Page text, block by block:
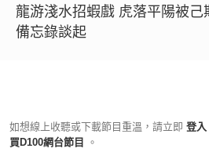
龍游淺水招蝦戲 虎落平陽被
備忘錄談起
如想線上收聽或下載節目重溫，請立即 登入
買D100網台節目
。